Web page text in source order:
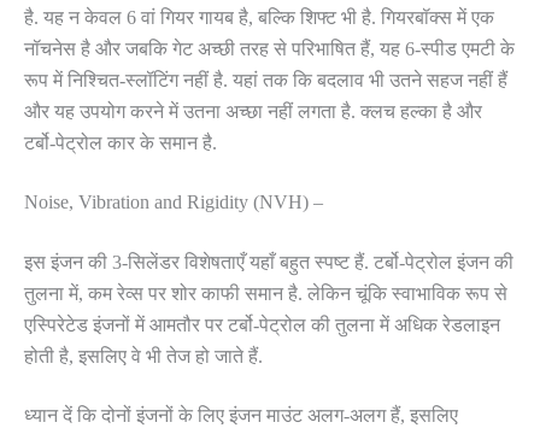
है. यह न केवल 6 वां गियर गायब है, बल्कि शिफ्ट भी है. गियरबॉक्स में एक
नॉचनेस है और जबकि गेट अच्छी तरह से परिभाषित हैं, यह 6-स्पीड एमटी के
रूप में निश्चित-स्लॉटिंग नहीं है. यहां तक ​​​​कि बदलाव भी उतने सहज नहीं हैं
और यह उपयोग करने में उतना अच्छा नहीं लगता है. क्लच हल्का है और
टर्बो-पेट्रोल कार के समान है.
Noise, Vibration and Rigidity (NVH) –
इस इंजन की 3-सिलेंडर विशेषताएँ यहाँ बहुत स्पष्ट हैं. टर्बो-पेट्रोल इंजन की
तुलना में, कम रेव्स पर शोर काफी समान है. लेकिन चूंकि स्वाभाविक रूप से
एस्पिरेटेड इंजनों में आमतौर पर टर्बो-पेट्रोल की तुलना में अधिक रेडलाइन
होती है, इसलिए वे भी तेज हो जाते हैं.
ध्यान दें कि दोनों इंजनों के लिए इंजन माउंट अलग-अलग हैं, इसलिए